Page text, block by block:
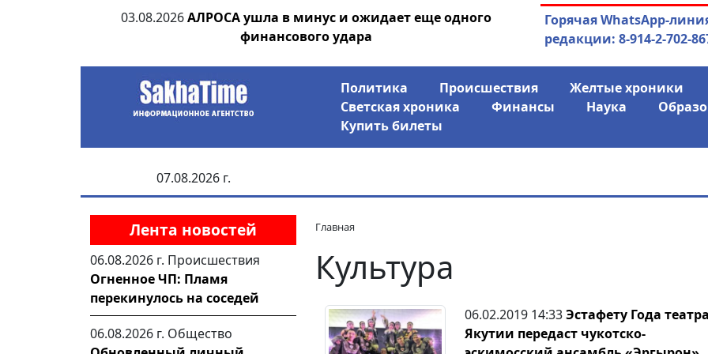
03.08.2026 АЛРОСА ушла в минус и ожидает еще одного
финансового удара
04.08.2026Маринычев у
Горячая WhatsApp-
редакции: 8-914-2-702-
Политика Происшествия Желтые хроники
Светская хроника
Финансы Наука
Купить билеты
07.08.2026 г.
Лента новостей
06.08.2026 г. Происшествия
Огненное ЧП: Пламя
перекинулось на соседей
06.08.2026 г. Общество
Главная
Культура
06.02.2019 14:33Эстафету Года театра
Якутии передаст чукотско-